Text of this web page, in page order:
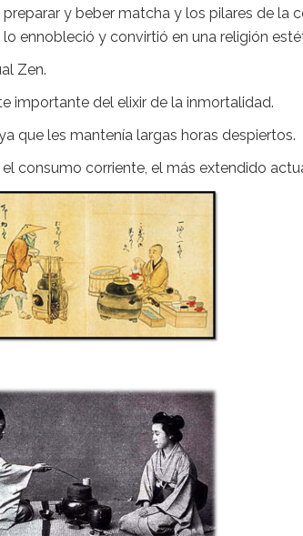
y beber matcha y los pilares de la
ennobleció y convirtió en una religión
Zen.
importante del elixir de la inmortalidad.
que les mantenía largas horas despiertos.
consumo corriente, el más extendido